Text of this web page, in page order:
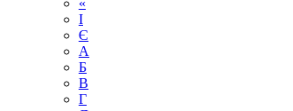
І
Є
А
Б
В
Г